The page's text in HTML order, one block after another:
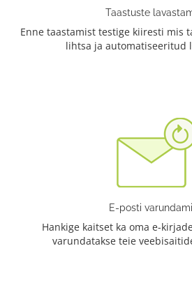
Taastuste
Enne taastamist testige kiiresti mis
lihtsa ja automatiseeritud
E-posti
Hankige kaitset ka oma e-
varundatakse teie